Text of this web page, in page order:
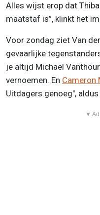
Alles wijst erop dat
maatstaf is”, klinkt het
Voor zondag ziet Van
gevaarlijke
je altijd Michael
vernoemen. En Cameron
Uitdagers genoeg", aldus
▼ Ad